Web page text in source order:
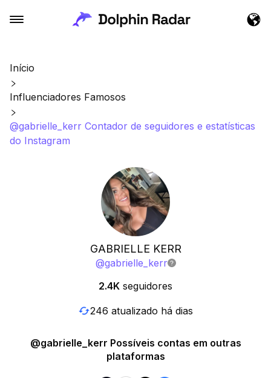
Início
Influenciadores Famosos
@gabrielle_kerr Contador de seguidores e estatísticas
do Instagram
GABRIELLE KERR
@gabrielle_kerr
2.4K seguidores
246 atualizado há dias
@gabrielle_kerr Possíveis contas em outras
plataformas